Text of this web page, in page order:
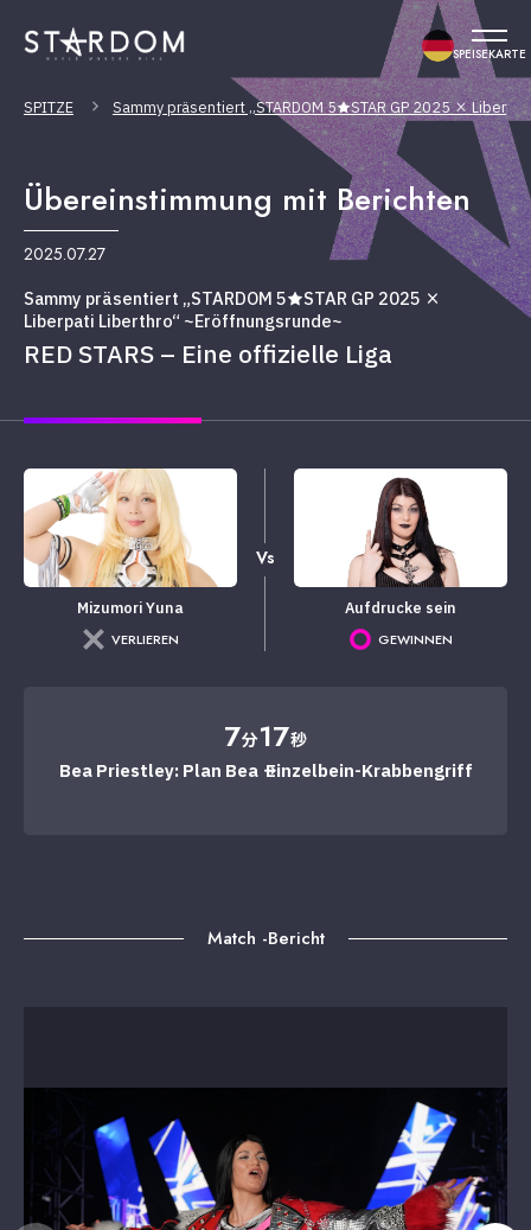
SPEISEKARTE
SPITZE Sammy präsentiert „STARDOM 5★STAR GP 2025 ×
Übereinstimmung mit Berichten
2025.07.27
Sammy präsentiert „STARDOM 5★STAR GP 2025 ×
Liberpati Liberthro“ ~Eröffnungsrunde~
RED STARS – Eine offizielle Liga
Mizumori Yuna
VERLIEREN
Vs
Aufdrucke sein
GEWINNEN
7分17秒
Bea Priestley: Plan Bea → Einzelbein-Krabbengriff
Match -Bericht